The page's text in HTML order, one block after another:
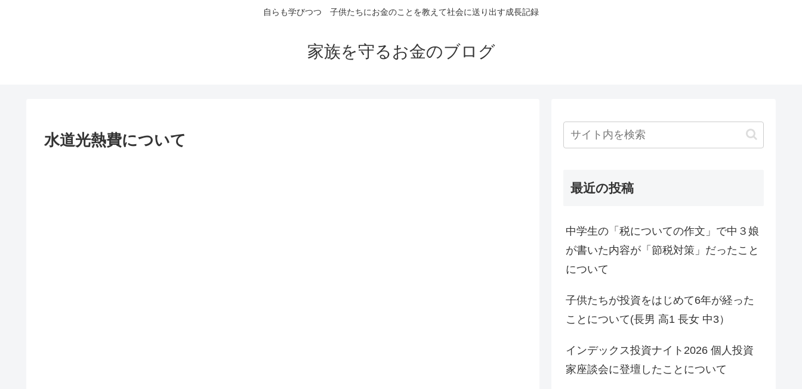
自らも学びつつ 子供たちにお金のことを教えて社会に送り出す成長記録
家族を守るお金のブログ
水道光熱費について
最近の投稿
中学生の「税についての作文」で中３娘
が書いた内容が「節税対策」だったこと
について
子供たちが投資をはじめて6年が経った
ことについて(長男 高1 長女 中3）
インデックス投資ナイト2026 個人投資
家座談会に登壇したことについて